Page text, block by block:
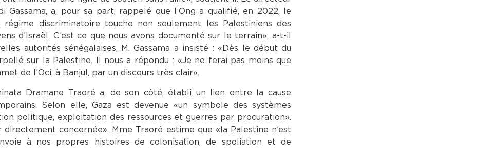
Gassama, a, pour sa part, rappelé que l’Ong a qualifié, en 2022, le
discriminatoire touche non seulement les Palestiniens des
d’Israël. C’est ce que nous avons documenté sur le terrain», a-t-il
autorités sénégalaises, M. Gassama a insisté : «Dès le début du
sur la Palestine. Il nous a répondu : «Je ne ferai pas moins que
de l’Oci, à Banjul, par un discours très clair».
Dramane Traoré a, de son côté, établi un lien entre la cause
Selon elle, Gaza est devenue «un symbole des systèmes
politique, exploitation des ressources et guerres par procuration».
concernée». Mme Traoré estime que «la Palestine n’est
à nos propres histoires de colonisation, de spoliation et de